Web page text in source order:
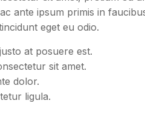
ante ipsum primis in
eget eu odio.
at posuere est.
sit amet.
dolor.
ligula.